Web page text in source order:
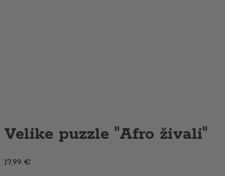
Velike puzzle "Afro živali"
17,99 €